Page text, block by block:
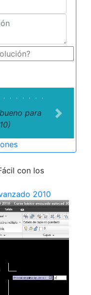
para
Next
con los
2010